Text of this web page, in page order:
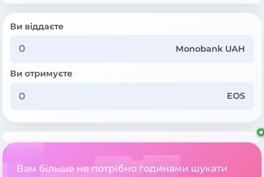
Ви віддаєте
Monobank UAH
Ви отримуєте
EOS
Вам більше не потрібно годинами шукати